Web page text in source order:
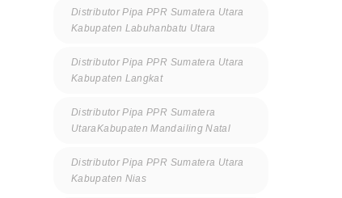
Distributor Pipa PPR Sumatera Utara
Kabupaten Labuhanbatu Utara
Distributor Pipa PPR Sumatera Utara
Kabupaten Langkat
Distributor Pipa PPR Sumatera
UtaraKabupaten Mandailing Natal
Distributor Pipa PPR Sumatera Utara
Kabupaten Nias